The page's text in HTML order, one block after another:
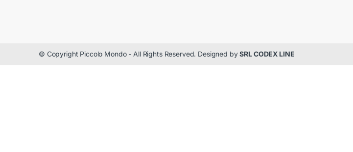
© Copyright Piccolo Mondo - All Rights Reserved. Designed bySRL CODEX LINE